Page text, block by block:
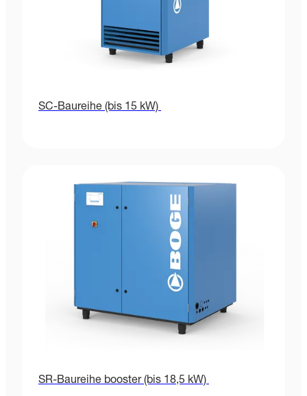
SC-Baureihe (bis 15 kW)
SR-Baureihe booster (bis 18,5 kW)